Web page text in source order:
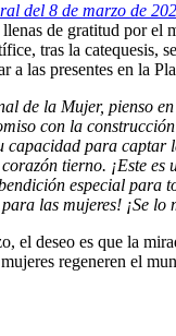
del 8 de marzo de
llenas de gratitud por el
tras la catequesis,
a las presentes en la
de la Mujer, pienso
con la
capacidad para captar
tierno. ¡Este es
especial para
las mujeres! ¡Se lo
el deseo es que la
regeneren el